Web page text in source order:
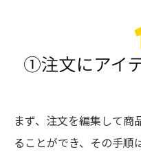
まず、注文を編集して商
ることができ、その手順